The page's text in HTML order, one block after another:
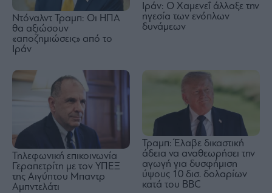
Ντόναλντ Τραμπ: Οι ΗΠΑ
θα αξιώσουν
«αποζημιώσεις» από το
Ιράν
Ιράν: Ο Χαμενεΐ άλλαξε την
ηγεσία των ενόπλων
δυνάμεων
Τηλεφωνική επικοινωνία
Γεραπετρίτη με τον ΥΠΕΞ
της Αιγύπτου Μπαντρ
Αμπντελάτι
Τραμπ: Έλαβε δικαστική
άδεια να αναθεωρήσει την
αγωγή για δυσφήμιση
ύψους 10 δισ. δολαρίων
κατά του BBC